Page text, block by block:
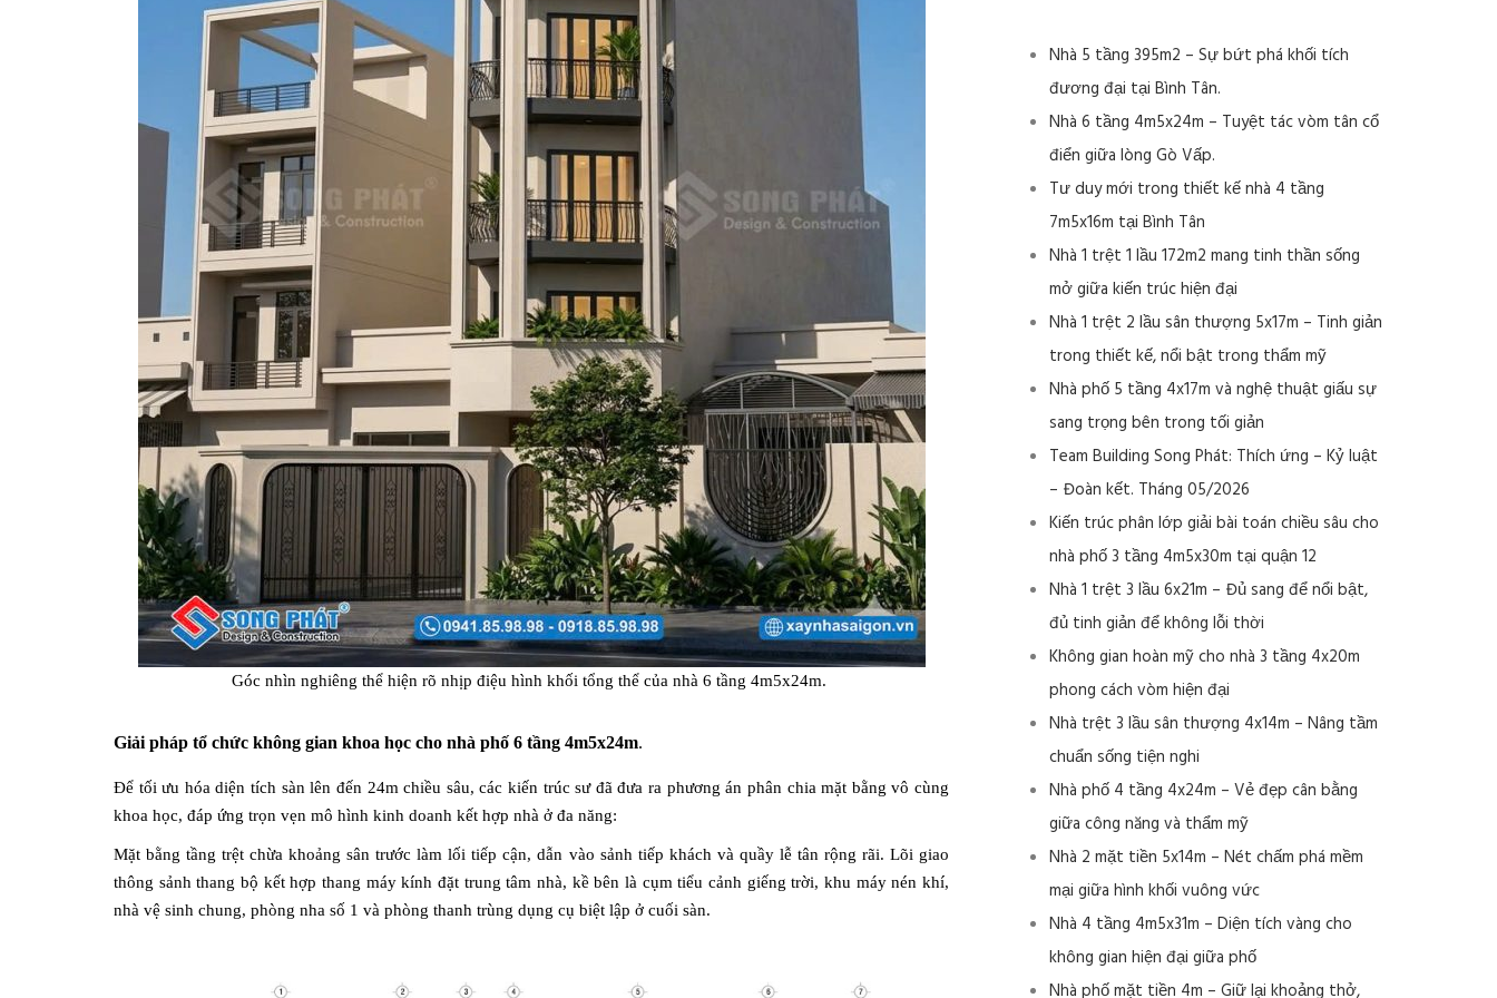
Góc nhìn nghiêng thể hiện rõ nhịp điệu hình khối tổng thể của nhà 6 tầng 4m5x24m.
Giải pháp tổ chức không gian khoa học cho nhà phố 6 tầng 4m5x24m.
Để tối ưu hóa diện tích sàn lên đến 24m chiều sâu, các kiến trúc sư đã đưa ra phương án phân chia mặt bằng vô cùng
khoa học, đáp ứng trọn vẹn mô hình kinh doanh kết hợp nhà ở đa năng:
Mặt bằng tầng trệt chừa khoảng sân trước làm lối tiếp cận, dẫn vào sảnh tiếp khách và quầy lễ tân rộng rãi. Lõi giao
thông sảnh thang bộ kết hợp thang máy kính đặt trung tâm nhà, kề bên là cụm tiểu cảnh giếng trời, khu máy nén khí,
nhà vệ sinh chung, phòng nha số 1 và phòng thanh trùng dụng cụ biệt lập ở cuối sàn.
Nhà 5 tầng 395m2 – Sự bứt phá khối tích
đương đại tại Bình Tân.
Nhà 6 tầng 4m5x24m – Tuyệt tác vòm tân cổ
điển giữa lòng Gò Vấp.
Tư duy mới trong thiết kế nhà 4 tầng
7m5x16m tại Bình Tân
Nhà 1 trệt 1 lầu 172m2 mang tinh thần sống
mở giữa kiến trúc hiện đại
Nhà 1 trệt 2 lầu sân thượng 5x17m – Tinh giản
trong thiết kế, nổi bật trong thẩm mỹ
Nhà phố 5 tầng 4x17m và nghệ thuật giấu sự
sang trọng bên trong tối giản
Team Building Song Phát: Thích ứng – Kỷ luật
– Đoàn kết. Tháng 05/2026
Kiến trúc phân lớp giải bài toán chiều sâu cho
nhà phố 3 tầng 4m5x30m tại quận 12
Nhà 1 trệt 3 lầu 6x21m – Đủ sang để nổi bật,
đủ tinh giản để không lỗi thời
Không gian hoàn mỹ cho nhà 3 tầng 4x20m
phong cách vòm hiện đại
Nhà trệt 3 lầu sân thượng 4x14m – Nâng tầm
chuẩn sống tiện nghi
Nhà phố 4 tầng 4x24m – Vẻ đẹp cân bằng
giữa công năng và thẩm mỹ
Nhà 2 mặt tiền 5x14m – Nét chấm phá mềm
mại giữa hình khối vuông vức
Nhà 4 tầng 4m5x31m – Diện tích vàng cho
không gian hiện đại giữa phố
Nhà phố mặt tiền 4m – Giữ lại khoảng thở,